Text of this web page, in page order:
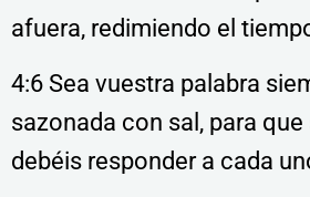
afuera, redimiendo el
4:6 Sea vuestra palabra
sazonada con sal, para
debéis responder a cada